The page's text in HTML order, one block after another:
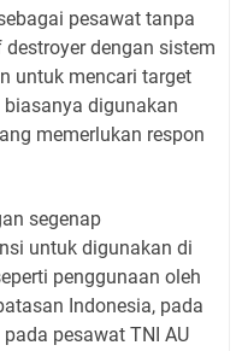
pesawat tanpa
dengan sistem
untuk mencari target
digunakan
memerlukan respon
segenap
untuk digunakan di
penggunaan oleh
Indonesia, pada
pesawat TNI AU